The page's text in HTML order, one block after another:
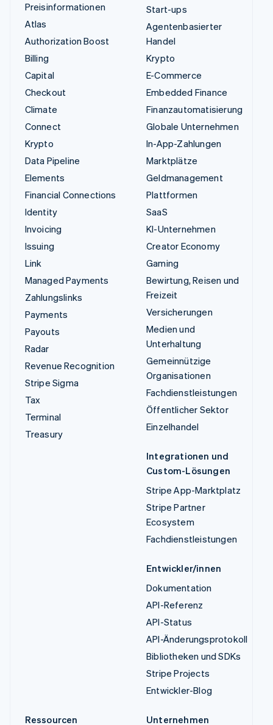
Preisinformationen
Atlas
Authorization Boost
Billing
Capital
Checkout
Climate
Connect
Krypto
Data Pipeline
Elements
Financial Connections
Identity
Invoicing
Issuing
Link
Managed Payments
Zahlungslinks
Payments
Payouts
Radar
Revenue Recognition
Stripe Sigma
Tax
Terminal
Treasury
Start-ups
Agentenbasierter
Handel
Krypto
E-Commerce
Embedded Finance
Finanzautomatisierung
Globale Unternehmen
In-App-Zahlungen
Marktplätze
Geldmanagement
Plattformen
SaaS
KI-Unternehmen
Creator Economy
Gaming
Bewirtung, Reisen und
Freizeit
Versicherungen
Medien und
Unterhaltung
Gemeinnützige
Organisationen
Fachdienstleistungen
Öffentlicher Sektor
Einzelhandel
Integrationen und
Custom-Lösungen
Stripe App-Marktplatz
Stripe Partner
Ecosystem
Fachdienstleistungen
Entwickler/innen
Dokumentation
API-Referenz
API-Status
API-Änderungsprotokoll
Bibliotheken und SDKs
Stripe Projects
Entwickler-Blog
Ressourcen Unternehmen